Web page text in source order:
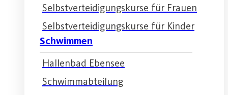
Selbstverteidigungskurse für Frauen
Selbstverteidigungskurse für Kinder
Schwimmen
Hallenbad Ebensee
Schwimmabteilung